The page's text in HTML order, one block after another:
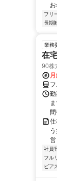
フリ
長期
業務
在
90株
仕
社員
フル
ピア